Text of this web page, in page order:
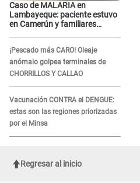
Caso de MALARIA en
Lambayeque: paciente estuvo
en Camerún y familiares
¡Pescado más CARO! Oleaje
anómalo golpea terminales de
CHORRILLOS Y CALLAO
Vacunación CONTRA el DENGUE:
estas son las regiones priorizadas
por el Minsa
Regresar al inicio